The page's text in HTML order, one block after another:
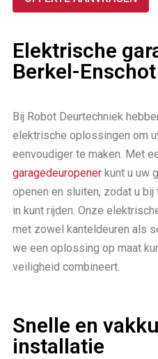
Elektrische
Berkel-Enschot
Bij Robot Deurtechniek
elektrische oplossingen om
eenvoudiger te maken. Met
garagedeuropener kunt u uw
openen en sluiten, zodat u
in kunt rijden. Onze
met zowel kanteldeuren als
we een oplossing op maat
veiligheid combineert.
Snelle en
installatie